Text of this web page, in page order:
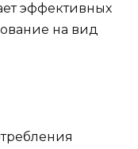
эффективных
на вид